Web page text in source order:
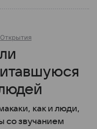
Открытия
как и люди,
со звучанием